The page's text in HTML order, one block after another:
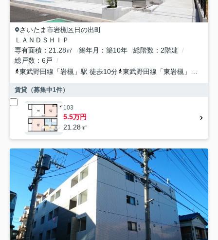
さいたま市岩槻区日の出町
ＬＡＮＤＳＨＩＰ
専有面積
21.28㎡ 築年月 築10年 総階数
2階建
総戸数
6戸
東武野田線 「岩槻 」駅 徒歩10分 東武野田線 「東岩槻 」駅 徒歩25分
賃貸（募集中1件）
103
5.5万円
21.28㎡